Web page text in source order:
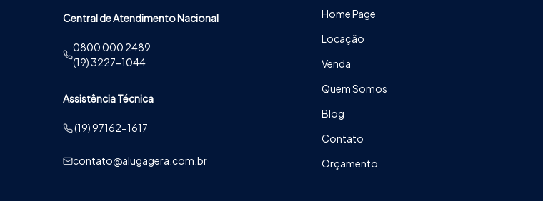
Central de Atendimento Nacional
0800 000 2489
(19) 3227-1044
Assistência Técnica
(19) 97162-1617
contato@alugagera.com.br
Home Page
Locação
Venda
Quem Somos
Blog
Contato
Orçamento